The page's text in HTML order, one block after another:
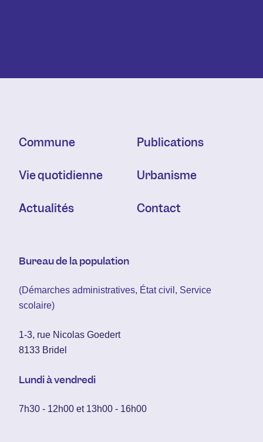
Commune
Vie quotidienne
Actualités
Publications
Urbanisme
Contact
Bureau de la population
(Démarches administratives, État civil, Service
scolaire)
1-3, rue Nicolas Goedert
8133 Bridel
Lundi à vendredi
7h30 - 12h00 et 13h00 - 16h00